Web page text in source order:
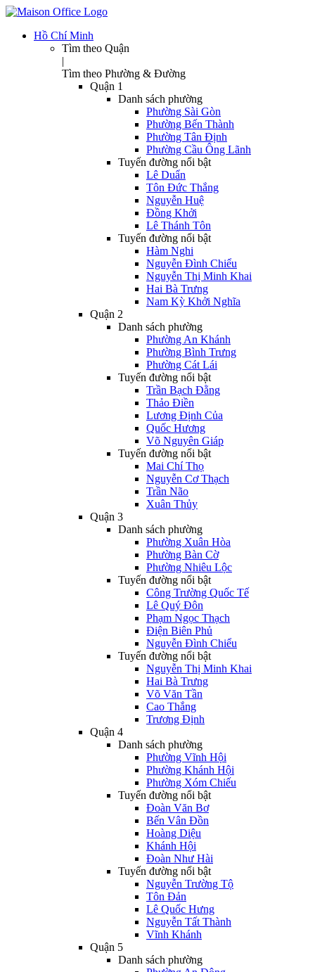
Hồ Chí Minh
Tìm theo Quận
|
Tìm theo Phường & Đường
Quận 1
Danh sách phường
Phường Sài Gòn
Phường Bến Thành
Phường Tân Định
Phường Cầu Ông Lãnh
Tuyến đường nổi bật
Lê Duẩn
Tôn Đức Thắng
Nguyễn Huệ
Đồng Khởi
Lê Thánh Tôn
Tuyến đường nổi bật
Hàm Nghi
Nguyễn Đình Chiểu
Nguyễn Thị Minh Khai
Hai Bà Trưng
Nam Kỳ Khởi Nghĩa
Quận 2
Danh sách phường
Phường An Khánh
Phường Bình Trưng
Phường Cát Lái
Tuyến đường nổi bật
Trần Bạch Đằng
Thảo Điền
Lương Định Của
Quốc Hương
Võ Nguyên Giáp
Tuyến đường nổi bật
Mai Chí Thọ
Nguyễn Cơ Thạch
Trần Não
Xuân Thủy
Quận 3
Danh sách phường
Phường Xuân Hòa
Phường Bàn Cờ
Phường Nhiêu Lộc
Tuyến đường nổi bật
Công Trường Quốc Tế
Lê Quý Đôn
Phạm Ngọc Thạch
Điện Biên Phủ
Nguyễn Đình Chiểu
Tuyến đường nổi bật
Nguyễn Thị Minh Khai
Hai Bà Trưng
Võ Văn Tần
Cao Thắng
Trương Định
Quận 4
Danh sách phường
Phường Vĩnh Hội
Phường Khánh Hội
Phường Xóm Chiếu
Tuyến đường nổi bật
Đoàn Văn Bơ
Bến Vân Đồn
Hoàng Diệu
Khánh Hội
Đoàn Như Hài
Tuyến đường nổi bật
Nguyễn Trường Tộ
Tôn Đản
Lê Quốc Hưng
Nguyễn Tất Thành
Vĩnh Khánh
Quận 5
Danh sách phường